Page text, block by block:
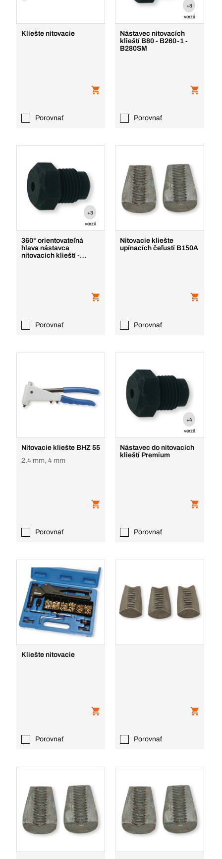
Kliešte nitovacie
Porovnať
+8
verzií
Nástavec nitovacích
klieští B80 - B260-1 -
B280SM
Porovnať
+3
verzií
360° orientovateľná
hlava nástavca
nitovacích klieští -
Porovnať
Nitovacie kliešte
upínacích čeľustí B150A
Porovnať
Nitovacie kliešte BHZ 55
2.4 mm, 4 mm
Porovnať
+4
verzií
Nástavec do nitovacích
klieští Premium
Porovnať
Kliešte nitovacie
Porovnať Porovnať